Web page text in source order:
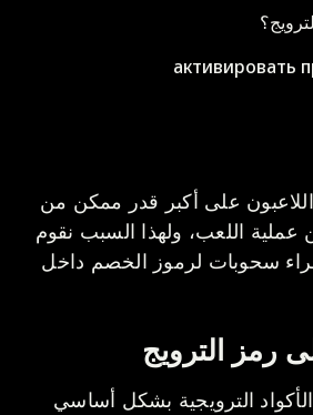
على أكبر قدر ممكن من
عملية اللعب، ولهذا السبب نقوم
سحوبات لرموز الخصم داخل
الترويج
الترويجية بشكل أساسي